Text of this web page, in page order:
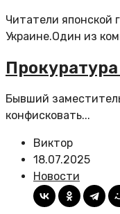
Читатели японской
Украине.Один из
Бывший
конфисковать...
Виктор
18.07.2025
Новости